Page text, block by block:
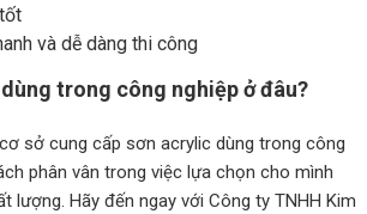
và dễ dàng thi công
trong công nghiệp ở đâu?
sở cung cấp sơn acrylic dùng trong công
phân vân trong việc lựa chọn cho mình
lượng. Hãy đến ngay với Công ty TNHH Kim